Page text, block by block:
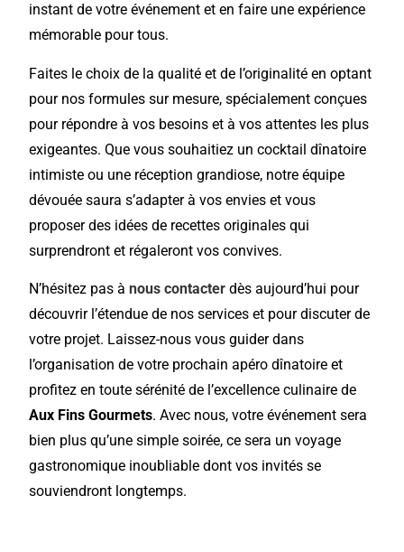
instant de votre événement et en faire une expérience
mémorable pour tous.
Faites le choix de la qualité et de l’originalité en optant
pour nos formules sur mesure, spécialement conçues
pour répondre à vos besoins et à vos attentes les plus
exigeantes. Que vous souhaitiez un cocktail dînatoire
intimiste ou une réception grandiose, notre équipe
dévouée saura s’adapter à vos envies et vous
proposer des idées de recettes originales qui
surprendront et régaleront vos convives.
N’hésitez pas ànous contacter dès aujourd’hui pour
découvrir l’étendue de nos services et pour discuter de
votre projet. Laissez-nous vous guider dans
l’organisation de votre prochain apéro dînatoire et
profitez en toute sérénité de l’excellence culinaire de
Aux Fins Gourmets. Avec nous, votre événement sera
bien plus qu’une simple soirée, ce sera un voyage
gastronomique inoubliable dont vos invités se
souviendront longtemps.